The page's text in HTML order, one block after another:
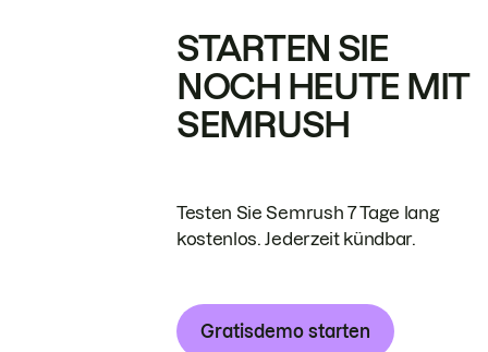
STARTEN SIE
NOCH HEUTE MIT
SEMRUSH
Testen Sie Semrush 7 Tage lang
kostenlos. Jederzeit kündbar.
Gratisdemo starten